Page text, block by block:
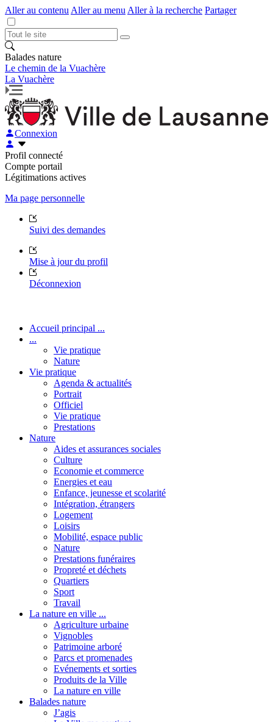
Aller au contenu Aller au menu Aller à la recherche Partager
Balades nature
Le chemin de la Vuachère
La Vuachère
Connexion
Profil connecté
Compte portail
Légitimations actives
Ma page personnelle
Suivi des demandes
Mise à jour du profil
Déconnexion
Accueil principal ...
...
Vie pratique
Nature
Vie pratique
Agenda & actualités
Portrait
Officiel
Vie pratique
Prestations
Nature
Aides et assurances sociales
Culture
Economie et commerce
Energies et eau
Enfance, jeunesse et scolarité
Intégration, étrangers
Logement
Loisirs
Mobilité, espace public
Nature
Prestations funéraires
Propreté et déchets
Quartiers
Sport
Travail
La nature en ville ...
Agriculture urbaine
Vignobles
Patrimoine arboré
Parcs et promenades
Evénements et sorties
Produits de la Ville
La nature en ville
Balades nature
J’agis